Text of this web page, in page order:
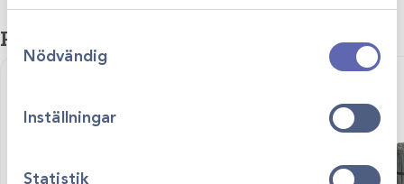
annan information som du har tillhandahållit
eller som de har samlat in när du har använt
deras tjänster.
Samtyckesval
Nödvändig
Inställningar
Statistik
/110m
Relaterade produkter